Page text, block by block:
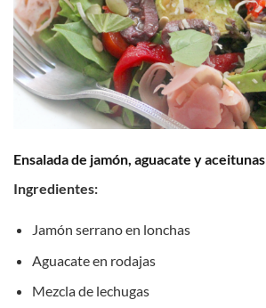
Ensalada de jamón, aguacate y aceitunas
Ingredientes:
Jamón serrano en lonchas
Aguacate en rodajas
Mezcla de lechugas